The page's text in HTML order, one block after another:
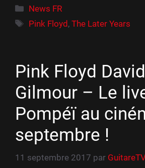
Catégories
News FR
Étiquettes
Pink Floyd,The Later Years
Pink Floyd David
Gilmour – Le
Pompéï au
septembre !
11 septembre 2017 par